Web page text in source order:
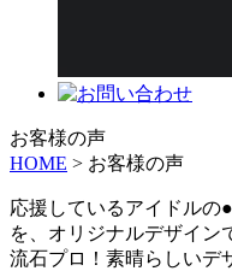
お客様の声
HOME > お客様の声
応援しているアイドルの
を、オリジナルデザイン
流石プロ！素晴らしいデ